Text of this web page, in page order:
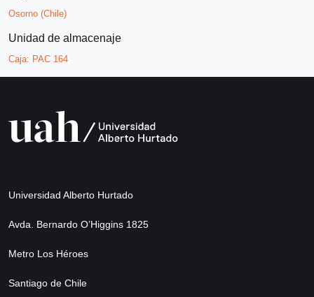
Osorno (Chile)
Unidad de almacenaje
Caja: PAC 164
Universidad Alberto Hurtado
Avda. Bernardo O’Higgins 1825
Metro Los Héroes
Santiago de Chile